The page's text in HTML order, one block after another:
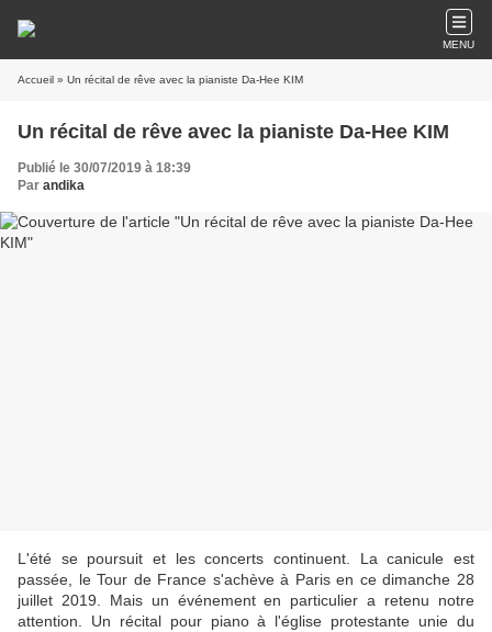
MENU
Accueil » Un récital de rêve avec la pianiste Da-Hee KIM
Un récital de rêve avec la pianiste Da-Hee KIM
Publié le 30/07/2019 à 18:39
Par andika
L'été se poursuit et les concerts continuent. La canicule est
passée, le Tour de France s'achève à Paris en ce dimanche 28
juillet 2019. Mais un événement en particulier a retenu notre
attention. Un récital pour piano à l'église protestante unie du